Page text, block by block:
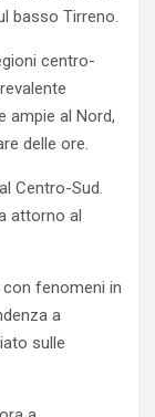
basso Tirreno.
centro-
ampie al Nord,
delle ore.
Centro-Sud.
attorno al
fenomeni in
a
sulle